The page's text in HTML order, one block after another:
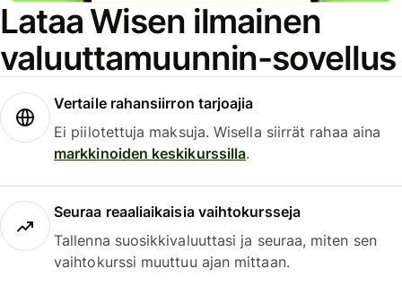
Lataa Wisen ilmainen
valuuttamuunnin-sovellus
Vertaile rahansiirron tarjoajia
Ei piilotettuja maksuja. Wisella siirrät rahaa aina
markkinoiden keskikurssilla.
Seuraa reaaliaikaisia vaihtokursseja
Tallenna suosikkivaluuttasi ja seuraa, miten sen
vaihtokurssi muuttuu ajan mittaan.